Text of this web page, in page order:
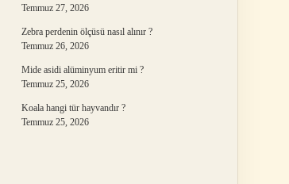
Temmuz 27, 2026
Zebra perdenin ölçüsü nasıl alınır ?
Temmuz 26, 2026
Mide asidi alüminyum eritir mi ?
Temmuz 25, 2026
Koala hangi tür hayvandır ?
Temmuz 25, 2026